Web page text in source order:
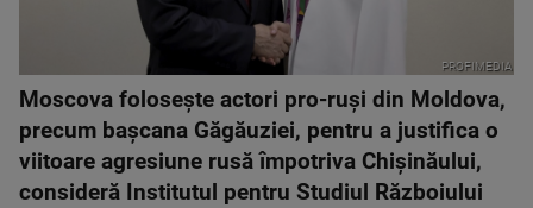
PROFIMEDIA
Moscova folosește actori pro-ruși din Moldova,
precum bașcana Găgăuziei, pentru a justifica o
viitoare agresiune rusă împotriva Chișinăului,
consideră Institutul pentru Studiul Războiului